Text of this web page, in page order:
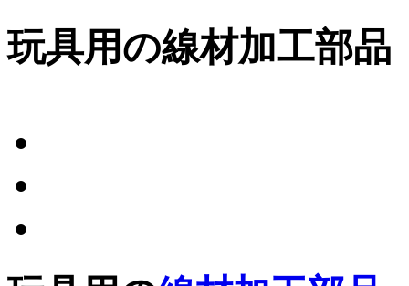
玩具用の線材加工部品